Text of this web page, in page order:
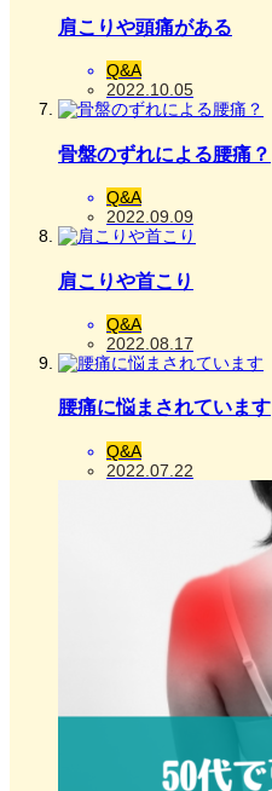
肩こりや頭痛がある
Q&A
2022.10.05
骨盤のずれによる腰痛？
Q&A
2022.09.09
肩こりや首こり
Q&A
2022.08.17
腰痛に悩まされています
Q&A
2022.07.22